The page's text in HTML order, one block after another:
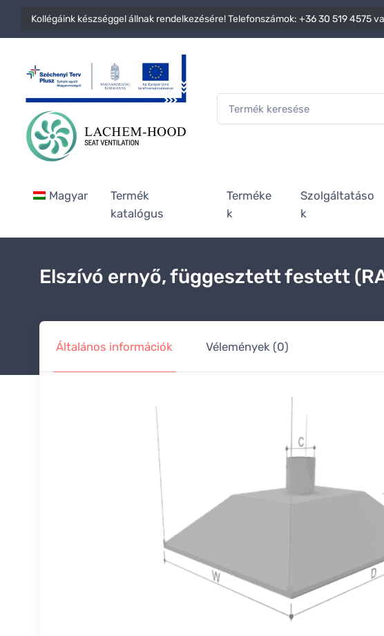
Kollégáink készséggel állnak rendelkezésére! Telefonszámok: +36 30 519 4575
Magyar
Termék
katalógus
Terméke
k
Szolgáltatáso
k
Elszívó ernyő, függesztett festett
Általános információk Vélemények (0)